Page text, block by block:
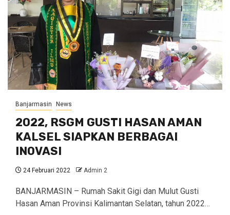
Banjarmasin News
2022, RSGM GUSTI HASAN AMAN
KALSEL SIAPKAN BERBAGAI
INOVASI
24 Februari 2022 Admin 2
BANJARMASIN – Rumah Sakit Gigi dan Mulut Gusti
Hasan Aman Provinsi Kalimantan Selatan, tahun 2022…